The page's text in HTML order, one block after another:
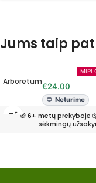
Jums taip
Arboretum€24.00
Neturime
🧭 6+ metų prekyboje
sėkmingų